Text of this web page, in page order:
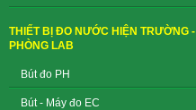
THIẾT BỊ ĐO NƯỚC HIỆN TRƯỜNG -
PHÒNG LAB
Bút đo PH
Bút - Máy đo EC